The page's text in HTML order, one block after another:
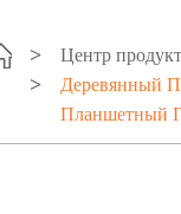
Центр
Деревянный
Планшетный